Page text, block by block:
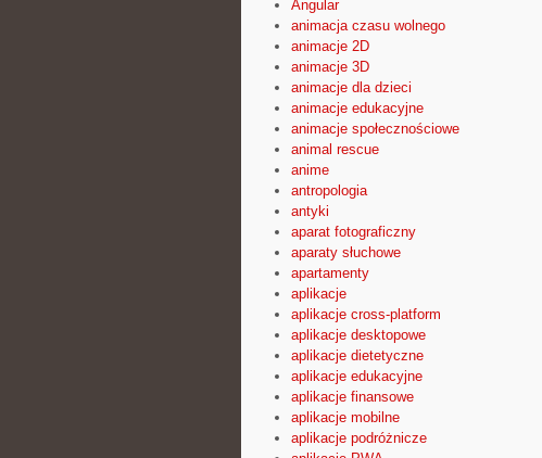
Angular
animacja czasu wolnego
animacje 2D
animacje 3D
animacje dla dzieci
animacje edukacyjne
animacje społecznościowe
animal rescue
anime
antropologia
antyki
aparat fotograficzny
aparaty słuchowe
apartamenty
aplikacje
aplikacje cross-platform
aplikacje desktopowe
aplikacje dietetyczne
aplikacje edukacyjne
aplikacje finansowe
aplikacje mobilne
aplikacje podróżnicze